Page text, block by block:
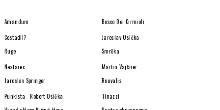
Amandum Bosco Dei Cirmioli
Costadil?
Jaroslav Osička
Ruge
Smrčka
Nestarec
Martin Vajčner
Jaroslav Springer
Rouvalis
Punkista - Robert Osička
Tinazzi